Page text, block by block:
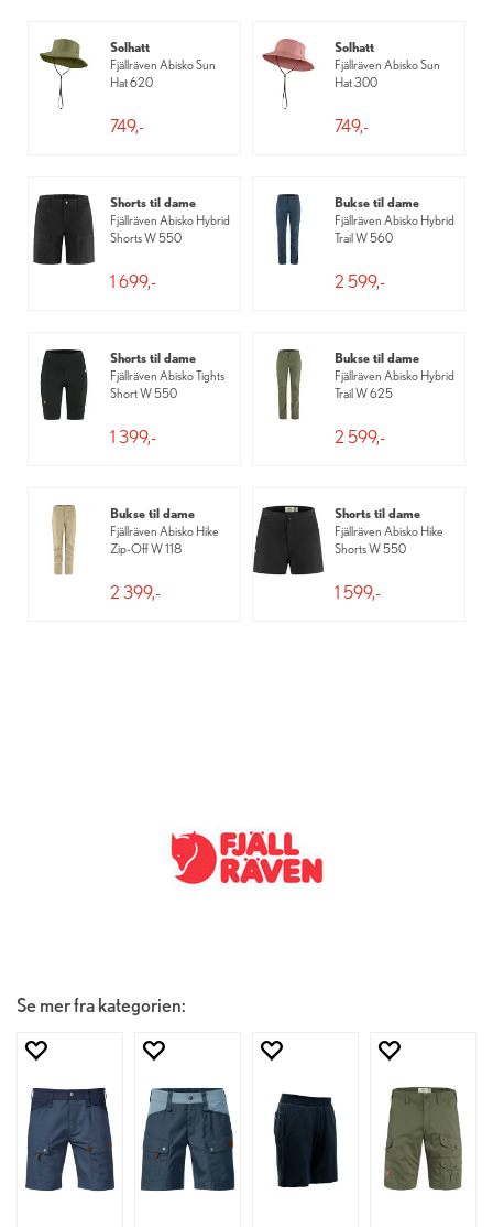
Solhatt
Fjällräven Abisko Sun
Hat 620
749,-
Solhatt
Fjällräven Abisko Sun
Hat 300
749,-
Shorts til dame
Fjällräven Abisko Hybrid
Shorts W 550
1 699,-
Bukse til dame
Fjällräven Abisko Hybrid
Trail W 560
2 599,-
Shorts til dame
Fjällräven Abisko Tights
Short W 550
1 399,-
Bukse til dame
Fjällräven Abisko Hybrid
Trail W 625
2 599,-
Bukse til dame
Fjällräven Abisko Hike
Zip-Off W 118
2 399,-
Shorts til dame
Fjällräven Abisko Hike
Shorts W 550
1 599,-
Se mer fra kategorien: